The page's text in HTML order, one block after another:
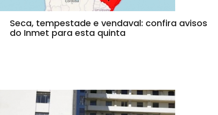
Seca, tempestade e vendaval: confira avisos
do Inmet para esta quinta